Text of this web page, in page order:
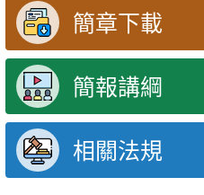
簡章下載
簡報講綱
相關法規